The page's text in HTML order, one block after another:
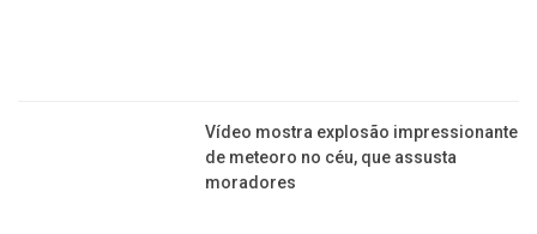
Vídeo mostra explosão impressionante
de meteoro no céu, que assusta
moradores